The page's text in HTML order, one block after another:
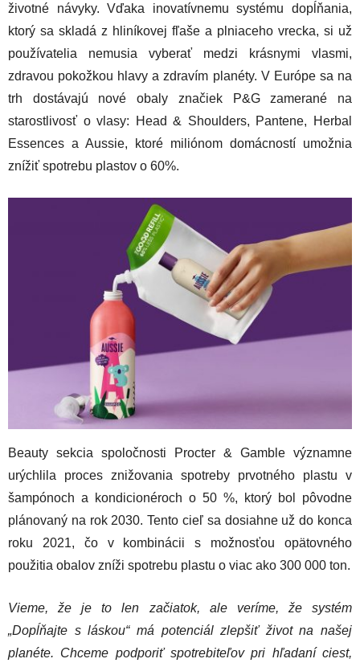
životné návyky. Vďaka inovatívnemu systému dopĺňania,
ktorý sa skladá z hliníkovej fľaše a plniaceho vrecka, si už
používatelia nemusia vyberať medzi krásnymi vlasmi,
zdravou pokožkou hlavy a zdravím planéty. V Európe sa na
trh dostávajú nové obaly značiek P&G zamerané na
starostlivosť o vlasy: Head & Shoulders, Pantene, Herbal
Essences a Aussie, ktoré miliónom domácností umožnia
znížiť spotrebu plastov o 60%.
Beauty sekcia spoločnosti Procter & Gamble významne
urýchlila proces znižovania spotreby prvotného plastu v
šampónoch a kondicionéroch o 50 %, ktorý bol pôvodne
plánovaný na rok 2030. Tento cieľ sa dosiahne už do konca
roku 2021, čo v kombinácii s možnosťou opätovného
použitia obalov zníži spotrebu plastu o viac ako 300 000 ton.
Vieme, že je to len začiatok, ale veríme, že systém
„Dopĺňajte s láskou“ má potenciál zlepšiť život na našej
planéte. Chceme podporiť spotrebiteľov pri hľadaní ciest,